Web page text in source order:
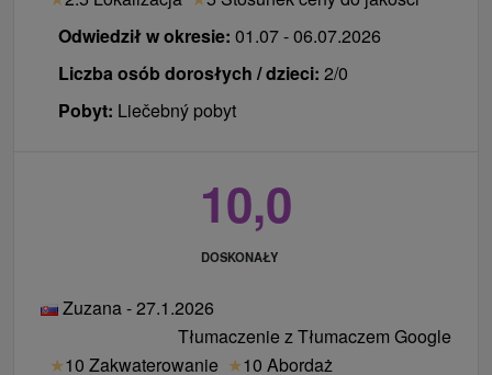
Odwiedził w okresie: 01.07 - 06.07.2026
Liczba osób dorosłych / dzieci: 2/0
Pobyt: Liečebný pobyt
10,0
DOSKONAŁY
Zuzana - 27.1.2026
Tłumaczenie z Tłumaczem Google
★10 Zakwaterowanie ★10 Abordaż